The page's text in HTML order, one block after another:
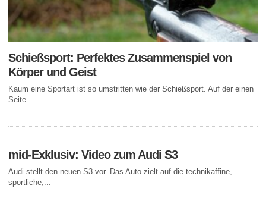
Schießsport: Perfektes Zusammenspiel von
Körper und Geist
Kaum eine Sportart ist so umstritten wie der Schießsport. Auf der einen
Seite...
mid-Exklusiv: Video zum Audi S3
Audi stellt den neuen S3 vor. Das Auto zielt auf die technikaffine,
sportliche,...